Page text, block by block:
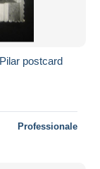
postcard
Professionale